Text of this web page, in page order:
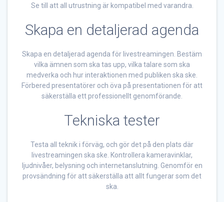
Se till att all utrustning är kompatibel med varandra.
Skapa en detaljerad agenda
Skapa en detaljerad agenda för livestreamingen. Bestäm
vilka ämnen som ska tas upp, vilka talare som ska
medverka och hur interaktionen med publiken ska ske.
Förbered presentatörer och öva på presentationen för att
säkerställa ett professionellt genomförande.
Tekniska tester
Testa all teknik i förväg, och gör det på den plats där
livestreamingen ska ske. Kontrollera kameravinklar,
ljudnivåer, belysning och internetanslutning. Genomför en
provsändning för att säkerställa att allt fungerar som det
ska.